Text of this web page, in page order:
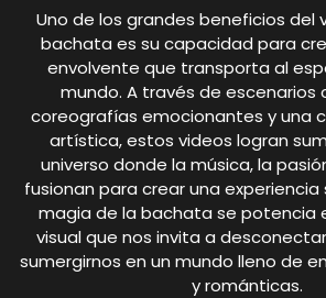
Uno de los grandes beneficios del
bachata es su capacidad para
envolvente que transporta al
mundo. A través de escenarios
coreografías emocionantes y una
artística, estos videos logran
universo donde la música, la
fusionan para crear una experiencia
magia de la bachata se potencia
visual que nos invita a
sumergirnos en un mundo lleno de
y románticas.